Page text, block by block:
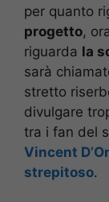
per quanto
progetto,
riguarda la
sarà
stretto
divulgare
tra i fan del
Vincent
strepitoso.